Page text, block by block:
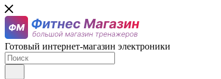
Готовый интернет-магазин электроники